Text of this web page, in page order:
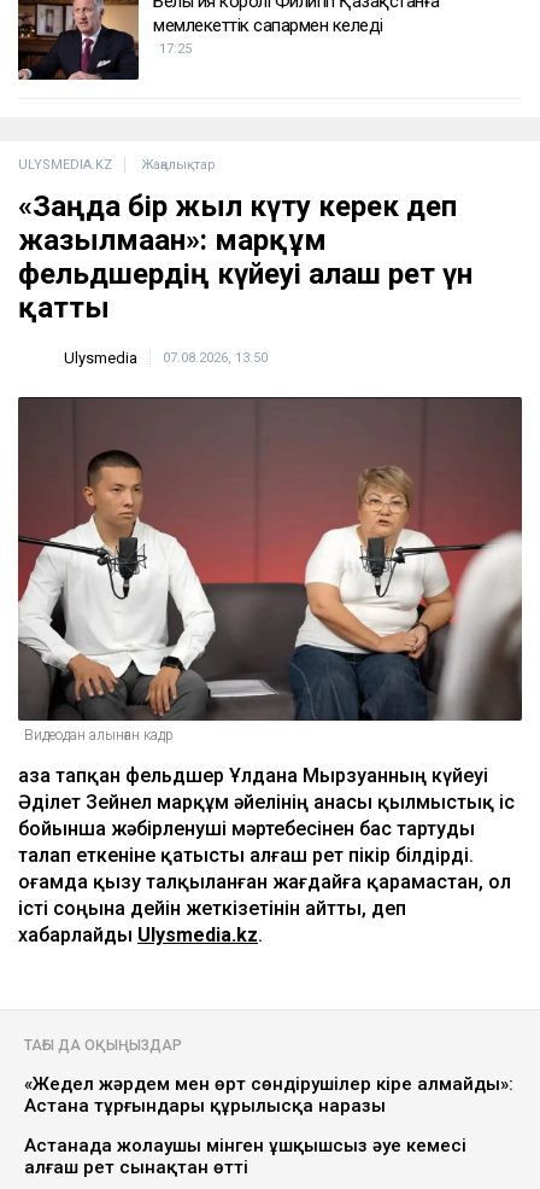
мемлекеттік сапармен келеді
17:25
ULYSMEDIA.KZ Жаңалықтар
«Заңда бір жыл күту керек деп
жазылмаған»: марқұм
фельдшердің күйеуі алғаш рет үн
қатты
Ulysmedia 07.08.2026, 13:50
Видеодан алынған кадр
Қаза тапқан фельдшер Ұлдана Мырзуанның күйеуі
Әділет Зейнел марқұм әйелінің анасы қылмыстық іс
бойынша жәбірленуші мәртебесінен бас тартуды
талап еткеніне қатысты алғаш рет пікір білдірді.
Қоғамда қызу талқыланған жағдайға қарамастан, ол
істі соңына дейін жеткізетінін айтты, деп
хабарлайды Ulysmedia.kz.
ТАҒЫ ДА ОҚЫҢЫЗДАР
«Жедел жәрдем мен өрт сөндірушілер кіре алмайды»:
Астана тұрғындары құрылысқа наразы
Астанада жолаушы мінген ұшқышсыз әуе кемесі
алғаш рет сынақтан өтті